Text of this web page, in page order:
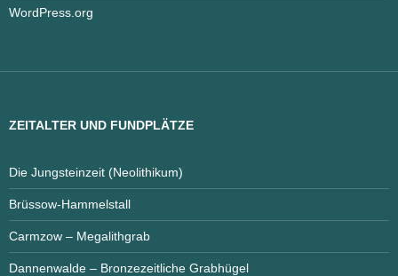
WordPress.org
ZEITALTER UND FUNDPLÄTZE
Die Jungsteinzeit (Neolithikum)
Brüssow-Hammelstall
Carmzow – Megalithgrab
Dannenwalde – Bronzezeitliche Grabhügel